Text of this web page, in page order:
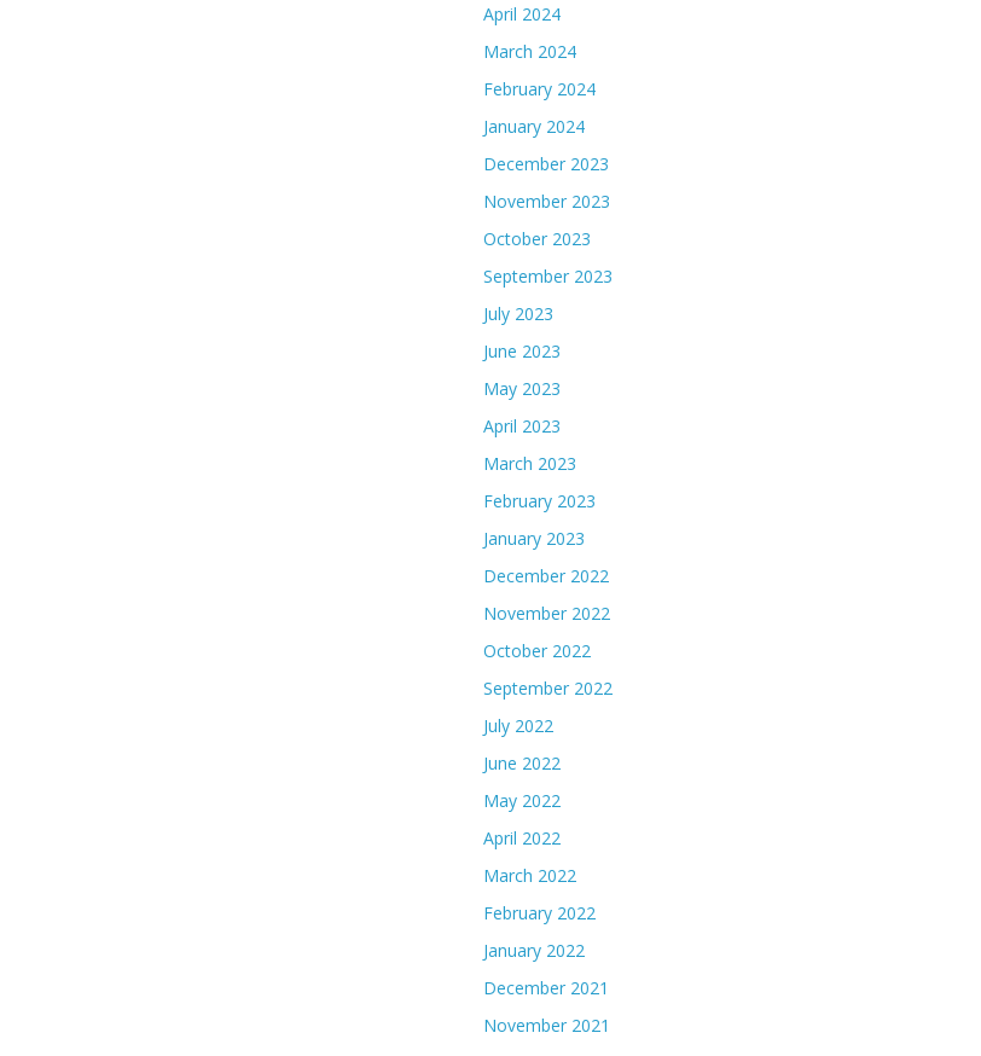
April 2024
March 2024
February 2024
January 2024
December 2023
November 2023
October 2023
September 2023
July 2023
June 2023
May 2023
April 2023
March 2023
February 2023
January 2023
December 2022
November 2022
October 2022
September 2022
July 2022
June 2022
May 2022
April 2022
March 2022
February 2022
January 2022
December 2021
November 2021